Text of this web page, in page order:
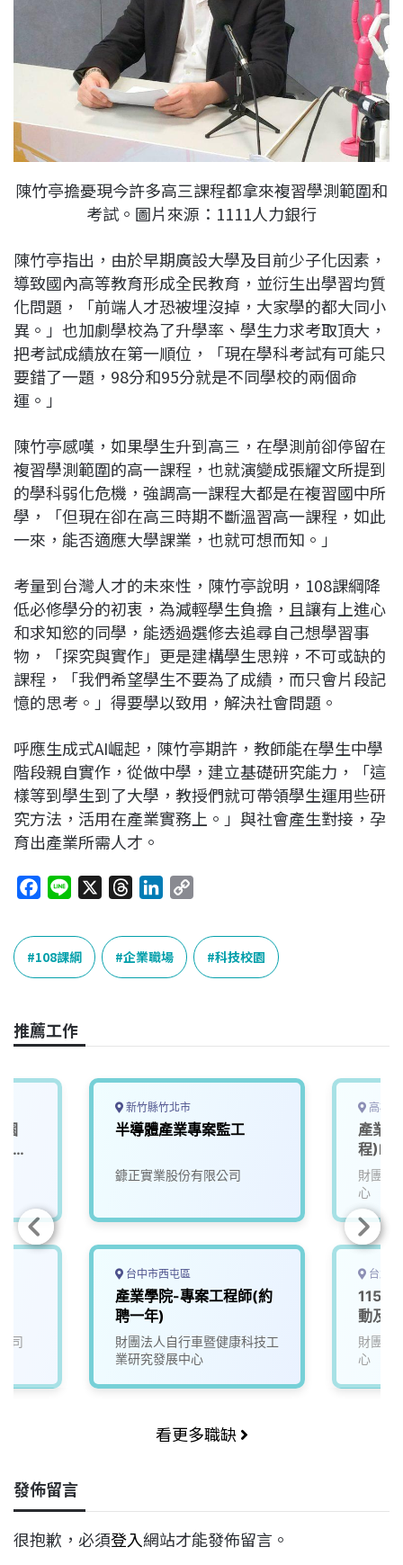
陳竹亭擔憂現今許多高三課程都拿來複習學測範圍和
考試。圖片來源：1111人力銀行
陳竹亭指出，由於早期廣設大學及目前少子化因素，
導致國內高等教育形成全民教育，並衍生出學習均質
化問題，「前端人才恐被埋沒掉，大家學的都大同小
異。」也加劇學校為了升學率、學生力求考取頂大，
把考試成績放在第一順位，「現在學科考試有可能只
要錯了一題，98分和95分就是不同學校的兩個命
運。」
陳竹亭感嘆，如果學生升到高三，在學測前卻停留在
複習學測範圍的高一課程，也就演變成張耀文所提到
的學科弱化危機，強調高一課程大都是在複習國中所
學，「但現在卻在高三時期不斷溫習高一課程，如此
一來，能否適應大學課業，也就可想而知。」
考量到台灣人才的未來性，陳竹亭說明，108課綱降
低必修學分的初衷，為減輕學生負擔，且讓有上進心
和求知慾的同學，能透過選修去追尋自己想學習事
物，「探究與實作」更是建構學生思辨，不可或缺的
課程，「我們希望學生不要為了成績，而只會片段記
憶的思考。」得要學以致用，解決社會問題。
呼應生成式AI崛起，陳竹亭期許，教師能在學生中學
階段親自實作，從做中學，建立基礎研究能力，「這
樣等到學生到了大學，教授們就可帶領學生運用些研
究方法，活用在產業實務上。」與社會產生對接，孕
育出產業所需人才。
c
e
b
o
k
n
e
r
e
a
n
k
e
n
p
y
L
k
108課綱 企業職場 科技校園
推薦工作
設
司
新竹縣竹北市
半導體產業專案監工
鏮正實業股份有限公司
台中市西屯區
產業學院-專案工程師(約
聘一年)
財團法人自行車暨健康科技工
業研究發展中心
高雄
產業
程)F7
財團法
心
台北
動及
財團法
心
看更多職缺
發佈留言
很抱歉，必須登入網站才能發佈留言。